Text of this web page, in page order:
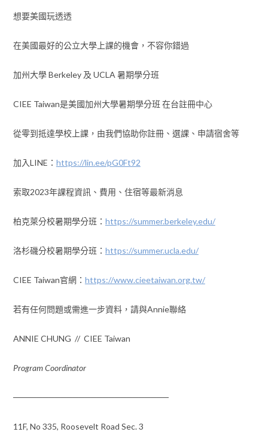
想要美國玩透透
在美國最好的公立大學上課的機會，不容你錯過
加州大學 Berkeley 及 UCLA 暑期學分班
CIEE Taiwan是美國加州大學暑期學分班 在台註冊中心
從零到抵達學校上課，由我們協助你註冊、選課、申請宿舍等
加入LINE： https://lin.ee/pG0Ft92
索取2023年課程資訊、費用、住宿等最新消息
柏克萊分校暑期學分班： https://summer.berkeley.edu/
洛杉磯分校暑期學分班： https://summer.ucla.edu/
CIEE Taiwan官網： https://www.cieetaiwan.org.tw/
若有任何問題或需進一步資料，請與Annie聯絡
ANNIE CHUNG // CIEE Taiwan
Program Coordinator
──────────────────────────
11F, No 335, Roosevelt Road Sec. 3